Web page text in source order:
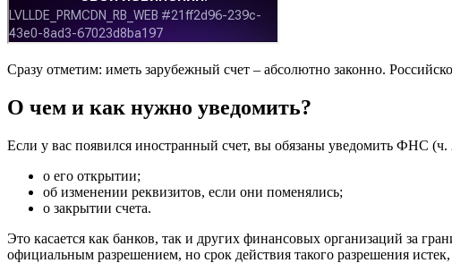
Сразу отметим: иметь зарубежный счет – абсолютно законно.
О чем и как нужно уведомить?
Если у вас появился иностранный счет, вы обязаны уведомить ФНС (ч.
о его открытии;
об изменении реквизитов, если они поменялись;
о закрытии счета.
Это касается как банков, так и других финансовых организаций за
официальным разрешением, но срок действия такого разрешения